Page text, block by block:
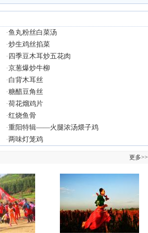
·鱼丸粉丝白菜汤
·炒生鸡丝掐菜
· 四季豆木耳炒五花肉
·京葱爆炒牛柳
· 白背木耳丝
·糖醋豆角丝
·荷花熘鸡片
·红烧鱼骨
·重阳特辑——火腿浓汤煨子鸡
· 两味灯笼鸡
更多>>